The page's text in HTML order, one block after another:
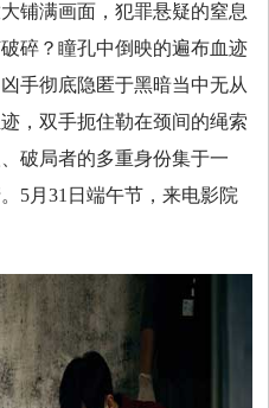
铺满画面，犯罪悬疑的窒息
碎？瞳孔中倒映的遍布血迹
手彻底隐匿于黑暗当中无从
，双手扼住勒在颈间的绳索
破局者的多重身份集于一
5月31日端午节，来电影院